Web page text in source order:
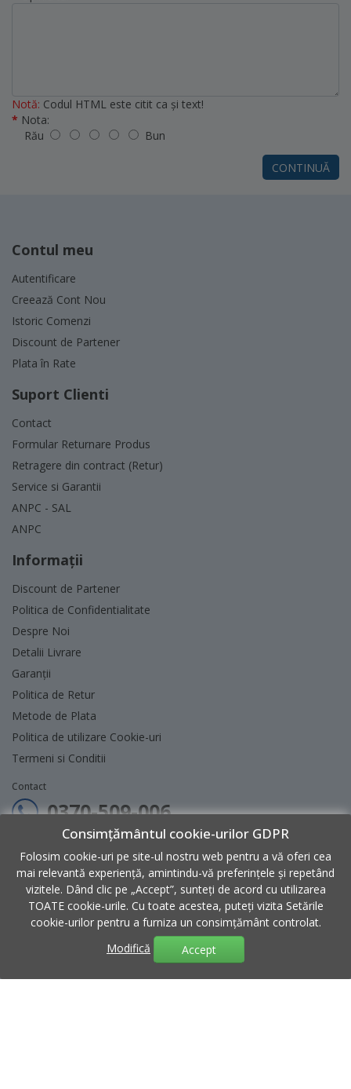
Notă: Codul HTML este citit ca şi text!
Nota:
Rău
Bun
CONTINUĂ
Contul meu
Autentificare
Creează Cont Nou
Istoric Comenzi
Discount de Partener
Plata în Rate
Suport Clienti
Contact
Formular Returnare Produs
Retragere din contract (Retur)
Service si Garantii
ANPC - SAL
ANPC
Informaţii
Discount de Partener
Politica de Confidentialitate
Despre Noi
Detalii Livrare
Garanții
Politica de Retur
Metode de Plata
Politica de utilizare Cookie-uri
Termeni si Conditii
Contact
0370-509-006
contact@micul-meserias.ro
Program: Luni - Vineri 9:00 - 18:00
Sediu: Str. 2, Nr. 30, Hala 6, Afumati, Ilfov
Consimțământul cookie-urilor GDPR
Folosim cookie-uri pe site-ul nostru web pentru a vă oferi cea
mai relevantă experiență, amintindu-vă preferințele și repetând
vizitele. Dând clic pe „Accept”, sunteți de acord cu utilizarea
TOATE cookie-urile. Cu toate acestea, puteți vizita Setările
cookie-urilor pentru a furniza un consimțământ controlat.
Modifică
Accept